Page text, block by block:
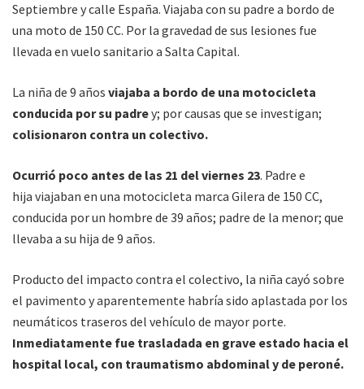
Septiembre y calle España. Viajaba con su padre a bordo de
una moto de 150 CC. Por la gravedad de sus lesiones fue
llevada en vuelo sanitario a Salta Capital.
La niña de 9 años viajaba a bordo de una motocicleta
conducida por su padrey; por causas que se investigan;
colisionaron contra un colectivo.
Ocurrió poco antes de las 21 del viernes 23. Padre e
hija viajaban en una motocicleta marca Gilera de 150 CC,
conducida por un hombre de 39 años; padre de la menor; que
llevaba a su hija de 9 años.
Producto del impacto contra el colectivo, la niña cayó sobre
el pavimento y aparentemente habría sido aplastada por los
neumáticos traseros del vehículo de mayor porte.
Inmediatamente fue trasladada en grave estado hacia el
hospital local, con traumatismo abdominal y de peroné.